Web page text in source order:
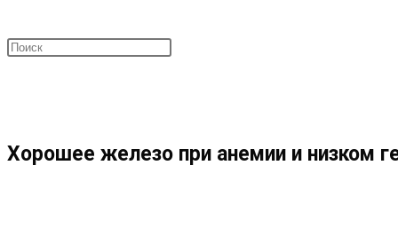
ПОИСК
Хорошее железо при анемии и низком